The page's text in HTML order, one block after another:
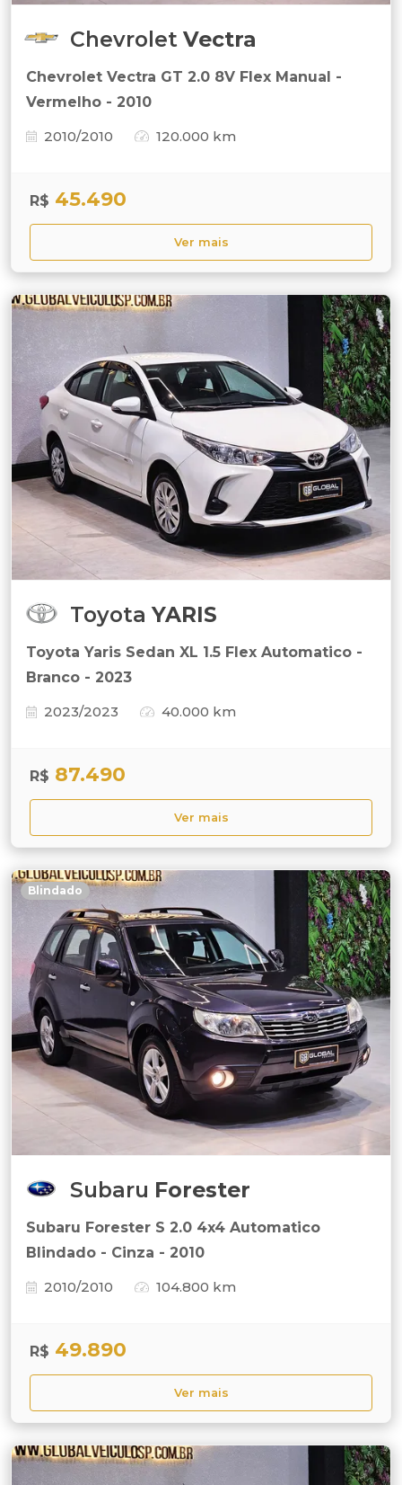
Chevrolet Vectra
Chevrolet Vectra GT 2.0 8V Flex Manual -
Vermelho - 2010
2010/2010
120.000 km
R$ 45.490
Ver mais
Toyota YARIS
Toyota Yaris Sedan XL 1.5 Flex Automatico -
Branco - 2023
2023/2023
40.000 km
R$ 87.490
Ver mais
Blindado
Subaru Forester
Subaru Forester S 2.0 4x4 Automatico
Blindado - Cinza - 2010
2010/2010
104.800 km
R$ 49.890
Ver mais